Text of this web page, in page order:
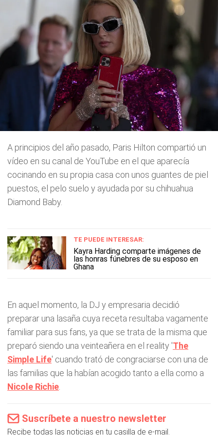
A principios del año pasado, Paris Hilton compartió un
vídeo en su canal de YouTube en el que aparecía
cocinando en su propia casa con unos guantes de piel
puestos, el pelo suelo y ayudada por su chihuahua
Diamond Baby.
TE PUEDE INTERESAR:
Kayra Harding comparte imágenes de
las honras fúnebres de su esposo en
Ghana
En aquel momento, la DJ y empresaria decidió
preparar una lasaña cuya receta resultaba vagamente
familiar para sus fans, ya que se trata de la misma que
preparó siendo una veinteañera en el reality 'The
Simple Life' cuando trató de congraciarse con una de
las familias que la habían acogido tanto a ella como a
Nicole Richie
Suscríbete a nuestro newsletter
Recibe todas las noticias en tu casilla de e-mail.